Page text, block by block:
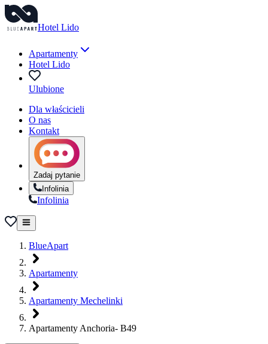
Hotel Lido
Apartamenty
Hotel Lido
Ulubione
Dla właścicieli
O nas
Kontakt
Zadaj pytanie
Infolinia
Infolinia
BlueApart
Apartamenty
Apartamenty Mechelinki
Apartamenty Anchoria- B49